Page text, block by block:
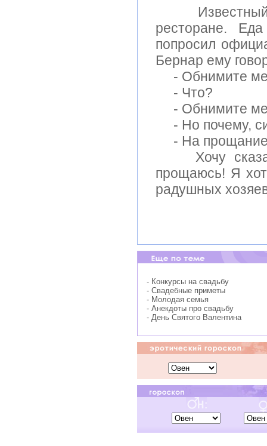
Известный
ресторане.
попросил
Бернар ему
- Обнимите
- Что?
- Обнимите
- Hо почему,
- Hа прощание
Хочу
прощаюсь! Я
радушных
- Конкурсы на свадьбу
- Свадебные приметы
- Молодая семья
- Анекдоты про свадьбу
- День Святого Валентина